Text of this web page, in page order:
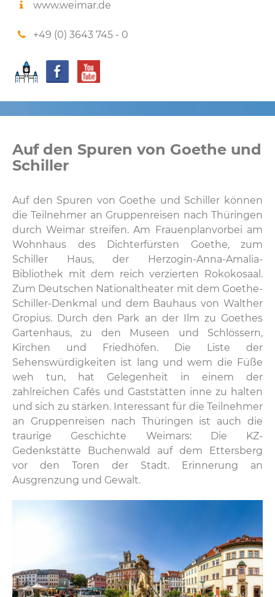
www.weimar.de
+49 (0) 3643 745 - 0
Auf den Spuren von Goethe und
Schiller
Auf den Spuren von Goethe und Schiller können
die Teilnehmer an Gruppenreisen nach Thüringen
durch Weimar streifen. Am Frauenplanvorbei am
Wohnhaus des Dichterfürsten Goethe, zum
Schiller Haus, der Herzogin-Anna-Amalia-
Bibliothek mit dem reich verzierten Rokokosaal.
Zum Deutschen Nationaltheater mit dem Goethe-
Schiller-Denkmal und dem Bauhaus von Walther
Gropius. Durch den Park an der Ilm zu Goethes
Gartenhaus, zu den Museen und Schlössern,
Kirchen und Friedhöfen. Die Liste der
Sehenswürdigkeiten ist lang und wem die Füße
weh tun, hat Gelegenheit in einem der
zahlreichen Cafés und Gaststätten inne zu halten
und sich zu stärken. Interessant für die Teilnehmer
an Gruppenreisen nach Thüringen ist auch die
traurige Geschichte Weimars: Die KZ-
Gedenkstätte Buchenwald auf dem Ettersberg
vor den Toren der Stadt. Erinnerung an
Ausgrenzung und Gewalt.